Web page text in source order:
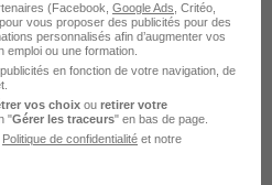
H/F
(Facebook, Google Ads , Critéo,
vous proposer des publicités pour des
personnalisés afin d’augmenter vos
ou une formation.
en fonction de votre navigation, de
vos choix ou retirer votre
"Gérer les traceurs" en bas de page.
Politique de confidentialité et notre